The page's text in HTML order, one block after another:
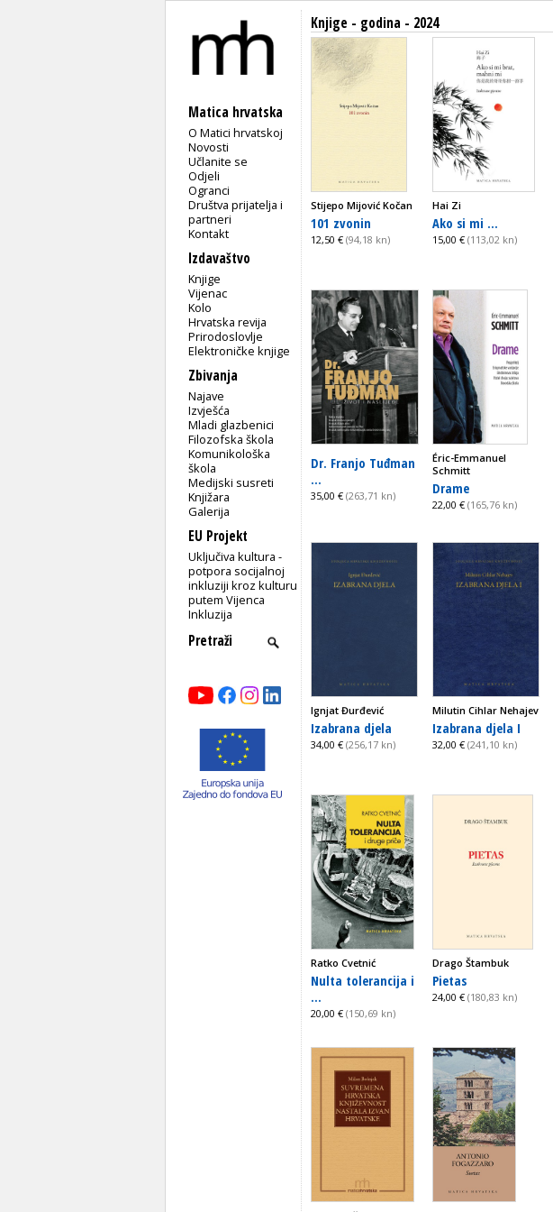
Matica hrvatska
O Matici hrvatskoj
Novosti
Učlanite se
Odjeli
Ogranci
Društva prijatelja i
partneri
Kontakt
Izdavaštvo
Knjige
Vijenac
Kolo
Hrvatska revija
Prirodoslovlje
Elektroničke knjige
Zbivanja
Najave
Izvješća
Mladi glazbenici
Filozofska škola
Komunikološka
škola
Medijski susreti
Knjižara
Galerija
EU Projekt
Uključiva kultura -
potpora socijalnoj
inkluziji kroz kulturu
putem Vijenca
Inkluzija
Knjige - godina - 2024
Stijepo Mijović Kočan
101 zvonin
12,50 € (94,18 kn)
Hai Zi
Ako si mi ...
15,00 € (113,02 kn)
Dr. Franjo Tuđman
...
35,00 € (263,71 kn)
Éric-Emmanuel
Schmitt
Drame
22,00 € (165,76 kn)
Ignjat Đurđević
Izabrana djela
34,00 € (256,17 kn)
Milutin Cihlar Nehajev
Izabrana djela I
32,00 € (241,10 kn)
Ratko Cvetnić
Nulta tolerancija i
...
20,00 € (150,69 kn)
Drago Štambuk
Pietas
24,00 € (180,83 kn)